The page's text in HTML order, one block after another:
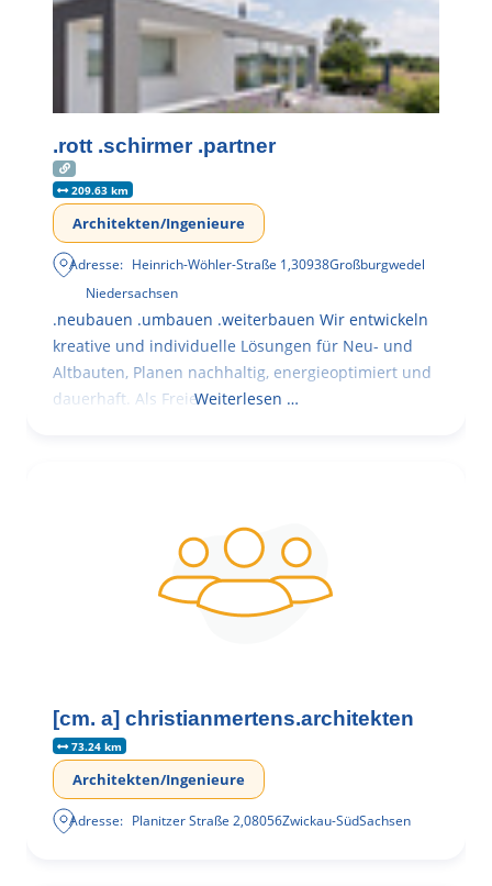
.rott .schirmer .partner
209.63 km
Architekten/Ingenieure
Adresse: Heinrich-Wöhler-Straße 1,30938Großburgwedel
Niedersachsen
.neubauen .umbauen .weiterbauen Wir entwickeln
kreative und individuelle Lösungen für Neu- und
Altbauten, Planen nachhaltig, energieoptimiert und
dauerhaft. Als FreieWeiterlesen …
[cm. a] christianmertens.architekten
73.24 km
Architekten/Ingenieure
Adresse: Planitzer Straße 2,08056Zwickau-SüdSachsen